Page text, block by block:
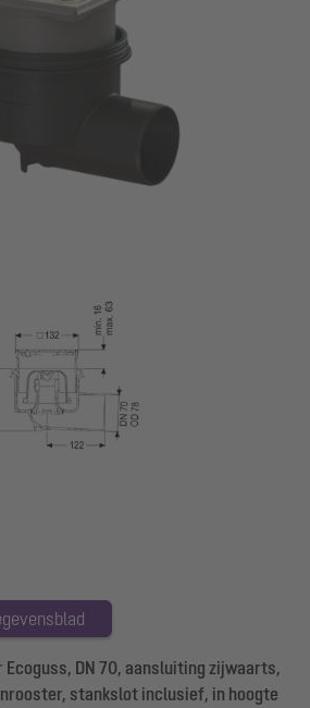
Ecoguss, DN 70, aansluiting zijwaarts,
stankslot inclusief, in hoogte